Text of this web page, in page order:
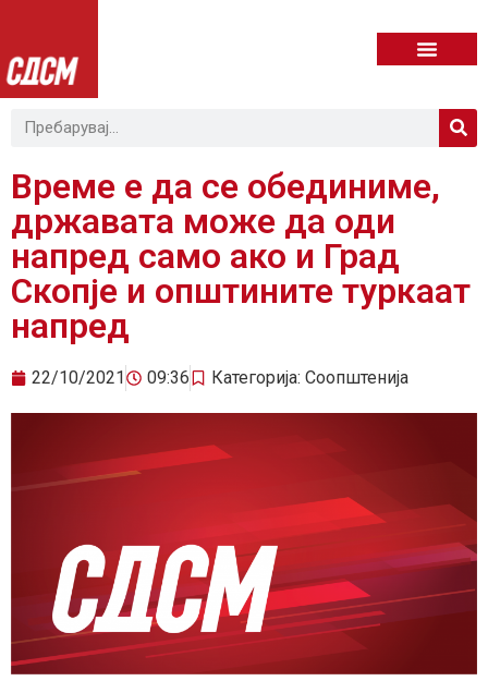
Време е да се обединиме,
државата може да оди
напред само ако и Град
Скопје и општините туркаат
напред
22/10/2021 09:36 Категорија: Соопштенија